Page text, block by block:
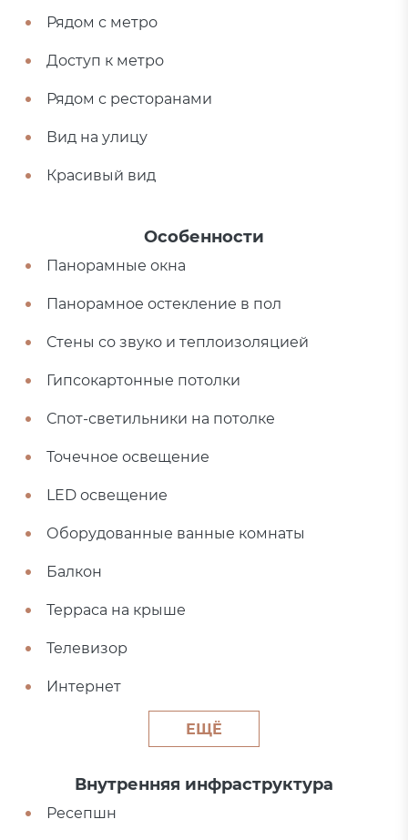
Рядом с метро
Доступ к метро
Рядом с ресторанами
Вид на улицу
Красивый вид
Особенности
Панорамные окна
Панорамное остекление в пол
Стены со звуко и теплоизоляцией
Гипсокартонные потолки
Спот-светильники на потолке
Точечное освещение
LED освещение
Оборудованные ванные комнаты
Балкон
Терраса на крыше
Телевизор
Интернет
ЕЩЁ
Внутренняя инфраструктура
Ресепшн